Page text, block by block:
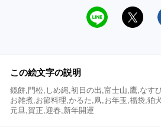
この絵文字の説明
鏡餅,門松,しめ縄,初日の出,富士山,鷹,なす
お雑煮,お節料理,かるた,凧,お年玉,福袋,狛
元旦,賀正,迎春,新年開運